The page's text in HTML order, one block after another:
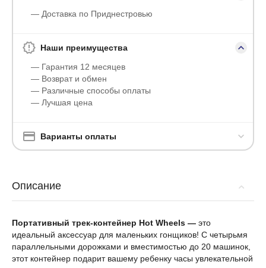
— Доставка по Приднестровью
Наши преимущества
— Гарантия 12 месяцев
— Возврат и обмен
— Различные способы оплаты
— Лучшая цена
Варианты оплаты
Описание
Портативный трек-контейнер Hot Wheels — это
идеальный аксессуар для маленьких гонщиков! С четырьмя
параллельными дорожками и вместимостью до 20 машинок,
этот контейнер подарит вашему ребенку часы увлекательной